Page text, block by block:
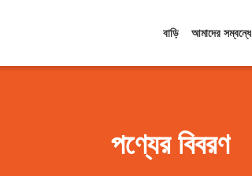
বাড়ি আমাদের সম্বন্ধে
পণ্যের বিবরণ